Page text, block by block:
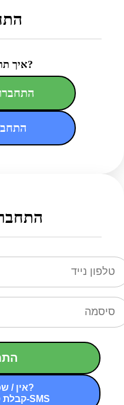
איך תרצו להתחבר?
אין / שכחת סיסמה?
קבלת סיסמה חדשה ב-SMS